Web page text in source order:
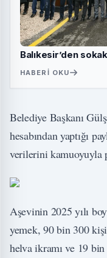
Balıkesir’den
HABERI OKU
Belediye Başkanı
hesabından yaptığı
verilerini kamuoyuyla
Aşevinin 2025 yılı
yemek, 90 bin 300
helva ikramı ve 19